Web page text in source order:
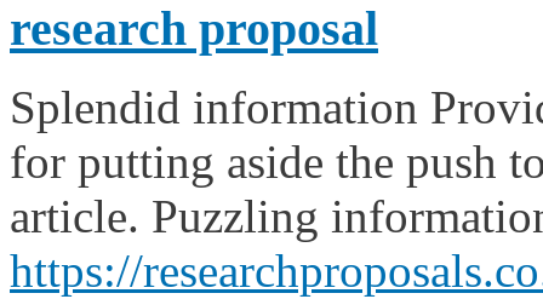
research proposal
Splendid information
for putting aside the push
article. Puzzling
https://